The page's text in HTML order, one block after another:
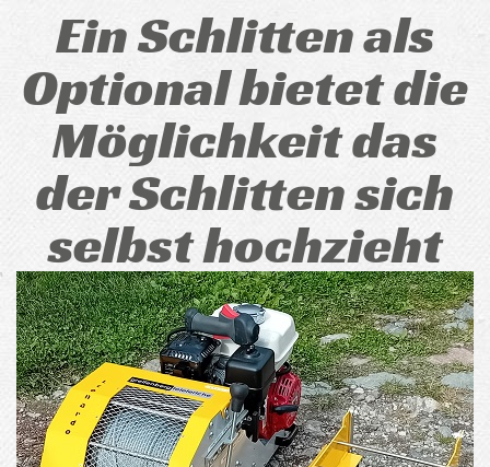
Ein Schlitten als
Optional bietet die
Möglichkeit das
der Schlitten sich
selbst hochzieht